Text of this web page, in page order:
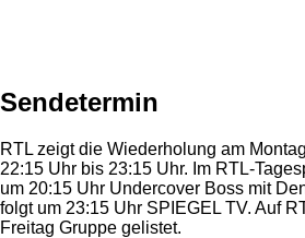
Sendetermin
RTL zeigt die Wiederholung am
22:15 Uhr bis 23:15 Uhr. Im RTL-
um 20:15 Uhr Undercover Boss mit
folgt um 23:15 Uhr SPIEGEL TV. Auf
Freitag Gruppe gelistet.